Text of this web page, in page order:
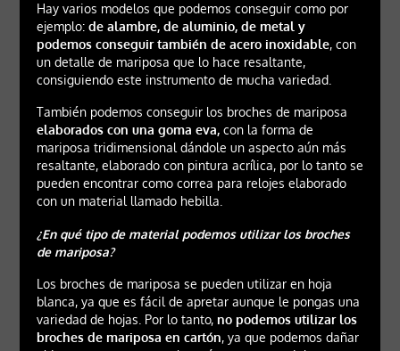
Hay varios modelos que podemos conseguir como por
ejemplo: de alambre, de aluminio, de metal y
podemos conseguir también de acero inoxidable, con
un detalle de mariposa que lo hace resaltante,
consiguiendo este instrumento de mucha variedad.
También podemos conseguir los broches de mariposa
elaborados con una goma eva,con la forma de
mariposa tridimensional dándole un aspecto aún más
resaltante, elaborado con pintura acrílica, por lo tanto se
pueden encontrar como correa para relojes elaborado
con un material llamado hebilla.
¿En qué tipo de material podemos utilizar los broches
de mariposa?
Los broches de mariposa se pueden utilizar en hoja
blanca, ya que es fácil de apretar aunque le pongas una
variedad de hojas. Por lo tanto, no podemos utilizar los
broches de mariposa en cartón, ya que podemos dañar